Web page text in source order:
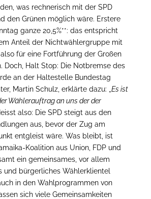
was rechnerisch mit der SPD
den Grünen möglich wäre. Erstere
ganze 20,5%**: das entspricht
Anteil der Nichtwählergruppe mit
also für eine Fortführung der Großen
Doch, Halt Stop: Die Notbremse des
an der Haltestelle Bundestag
Martin Schulz, erklärte dazu: „ Es ist
Wählerauftrag an uns der der
also: Die SPD steigt aus den
aus, bevor der Zug am
entgleist wäre. Was bleibt, ist
Koalition aus Union, FDP und
ein gemeinsames, vor allem
und bürgerliches Wählerklientel
in den Wahlprogrammen von
sich viele Gemeinsamkeiten